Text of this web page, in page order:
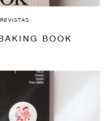
BOOK